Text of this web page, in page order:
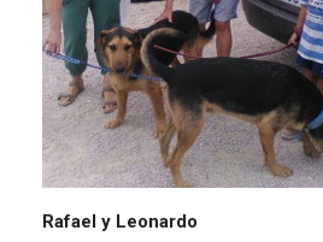
Rafael y Leonardo